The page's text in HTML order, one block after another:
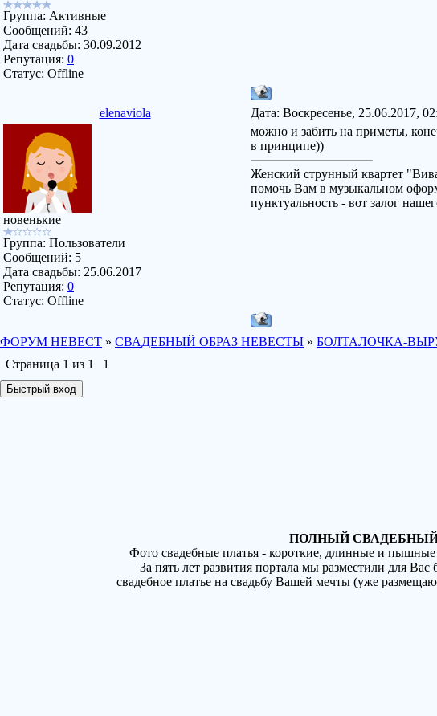
Группа: Активные
Сообщений: 43
Дата свадьбы: 30.09.2012
Репутация: 0
Статус: Offline
elenaviola Дата: Воскресенье, 25.06.2017,
новенькие
Группа: Пользователи
Сообщений: 5
Дата свадьбы: 25.06.2017
Репутация: 0
Статус: Offline
можно и забить на приметы,
в принципе))
Женский струнный квартет
помочь Вам в музыкальном
пунктуальность - вот залог
ФОРУМ НЕВЕСТ » СВАДЕБНЫЙ ОБРАЗ НЕВЕСТЫ » БОЛТАЛОЧКА-
Страница 1 из 1
1
ПОЛНЫЙ СВАДЕБНЫЙ
Фото свадебные платья - короткие, длинные и
За пять лет развития портала мы разместили для
свадебное платье на свадьбу Вашей мечты (уже